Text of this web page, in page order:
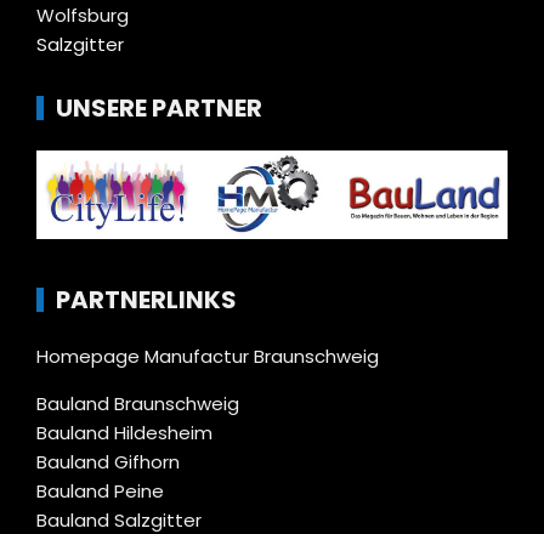
Wolfsburg
Salzgitter
UNSERE PARTNER
PARTNERLINKS
Homepage Manufactur Braunschweig
Bauland Braunschweig
Bauland Hildesheim
Bauland Gifhorn
Bauland Peine
Bauland Salzgitter